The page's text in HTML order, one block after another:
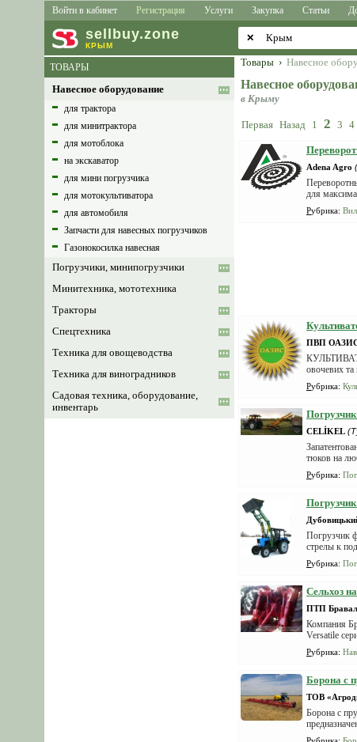
Войти в кабинет Регистрация Услуги Закупка Статьи
sell buy.zone
КРЫМ
✕
ТОВАРЫ
Навесное оборудование
для трактора
для минитрактора
для мотоблока
на экскаватор
для мини погрузчика
для мотокультиватора
для автомобиля
Запчасти для навесных погрузчиков
Газонокосилка навесная
Погрузчики, минипогрузчики
Минитехника, мототехника
Тракторы
Спецтехника
Техника для овощеводства
Техника для виноградников
Садовая техника, оборудование,
инвентарь
Товары › Навесное
Навесное
в Крыму
Первая Назад 1 2 3 4
Adena Agro
для
Рубрика:
ПВП
овочевих та
Рубрика:
CELİKEL
тюков на
Рубрика:
Погрузчик
стрелы к
Рубрика:
Сельхоз
ПТП
Компания
Versatile
Рубрика:
Борона с
ТОВ
Борона с